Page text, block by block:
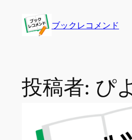
ブックレコメンド
投稿者: ぴ